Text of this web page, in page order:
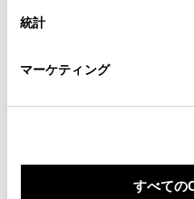
設定の変更、同意を撤回し
「Cookie（クッキー）情報
統計
マーケティング
すべての
販売店ウェブサイト